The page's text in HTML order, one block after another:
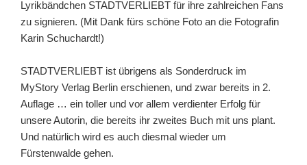
Lyrikbändchen STADTVERLIEBT für ihre zahlreichen Fans
zu signieren. (Mit Dank fürs schöne Foto an die Fotografin
Karin Schuchardt!)
STADTVERLIEBT ist übrigens als Sonderdruck im
MyStory Verlag Berlin erschienen, und zwar bereits in 2.
Auflage … ein toller und vor allem verdienter Erfolg für
unsere Autorin, die bereits ihr zweites Buch mit uns plant.
Und natürlich wird es auch diesmal wieder um
Fürstenwalde gehen.